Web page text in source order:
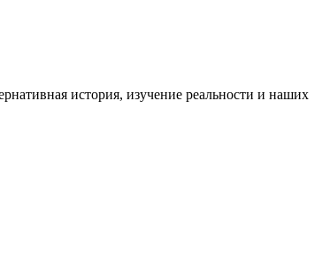
история, изучение реальности и наших